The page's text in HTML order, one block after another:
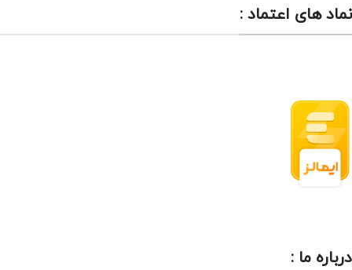
نماد های اعتماد :
درباره ما :